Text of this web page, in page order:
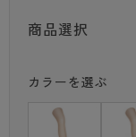
商品選択
カラーを選ぶ